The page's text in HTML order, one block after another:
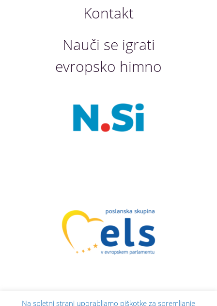
Kontakt
Nauči se igrati
evropsko himno
Na spletni strani uporabljamo piškotke za spremljanje